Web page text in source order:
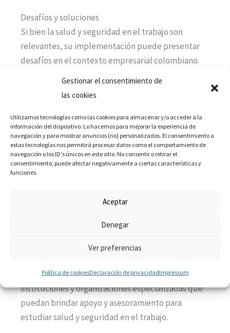
Gestionar el consentimiento de
las cookies
Utilizamos tecnologías como las cookies para almacenar y/o acceder a la
información del dispositivo. Lo hacemos para mejorar la experiencia de
navegación y para mostrar anuncios (no) personalizados. El consentimiento a
estas tecnologías nos permitirá procesar datos como el comportamiento de
navegación o los ID's únicos en este sitio. No consentir o retirar el
consentimiento, puede afectar negativamente a ciertas características y
funciones.
Aceptar
Denegar
Ver preferencias
Política de cookiesDeclaración de privacidadImpressum
Desafíos y soluciones
Si bien la salud y seguridad en el trabajo son
relevantes, su implementación puede presentar
desafíos en el contexto empresarial colombiano.
empleados.
Falta de recursos financieros y tecnológicos
para implementar medidas de seguridad
adecuadas.
mediante una combinación de
compromiso por parte de la dirección de la
y los sindicatos, y la búsqueda de alianzas con
instituciones y organizaciones especializadas que
puedan brindar apoyo y asesoramiento para
estudiar salud y seguridad en el trabajo.